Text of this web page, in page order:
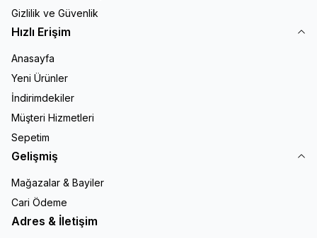
Gizlilik ve Güvenlik
Hızlı Erişim
Anasayfa
Yeni Ürünler
İndirimdekiler
Müşteri Hizmetleri
Sepetim
Gelişmiş
Mağazalar & Bayiler
Cari Ödeme
Adres & İletişim